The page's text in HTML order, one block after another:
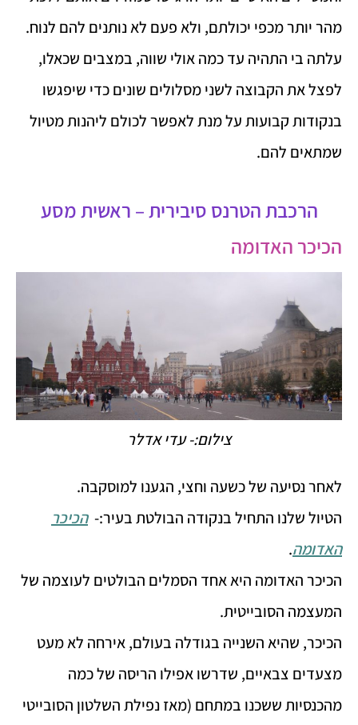
מהר יותר מכפי יכולתם, ולא פעם לא נותנים להם לנוח.
עלתה בי התהיה עד כמה אולי שווה, במצבים שכאלו,
לפצל את הקבוצה לשני מסלולים שונים כדי שיפגשו
בנקודות קבועות על מנת לאפשר לכולם ליהנות מטיול
שמתאים להם.
הרכבת הטרנס סיבירית – ראשית מסע
הכיכר האדומה
צילום:- עדי אדלר
לאחר נסיעה של כשעה וחצי, הגענו למוסקבה.
הטיול שלנו התחיל בנקודה הבולטת בעיר:-הכיכר
האדומה.
הכיכר האדומה היא אחד הסמלים הבולטים לעוצמה של
המעצמה הסובייטית.
הכיכר, שהיא השנייה בגודלה בעולם, אירחה לא מעט
מצעדים צבאיים, שדרשו אפילו הריסה של כמה
מהכנסיות ששכנו במתחם (מאז נפילת השלטון הסובייטי